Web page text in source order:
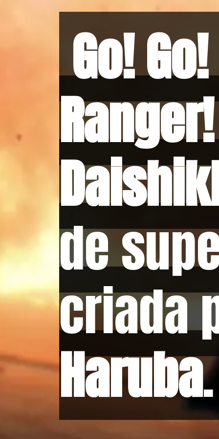
Go!
Ranger!
de
criada
Haruba.
Go!
Ranger!
de
criada
Haruba.